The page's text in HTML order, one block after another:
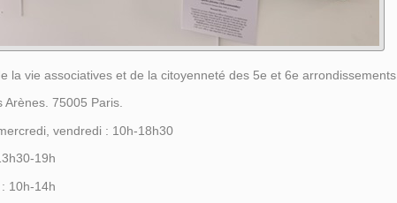
la vie associatives et de la citoyenneté des 5e et 6e arrondissements,
Arènes. 75005 Paris.
vendredi : 10h-18h30
19h
10h-14h